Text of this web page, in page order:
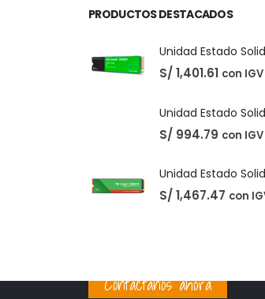
PRODUCTOS DESTACADOS
S/ 1,401.61 con IGV
S/ 994.79 con IGV
S/ 1,467.47 con
Contáctanos ahora